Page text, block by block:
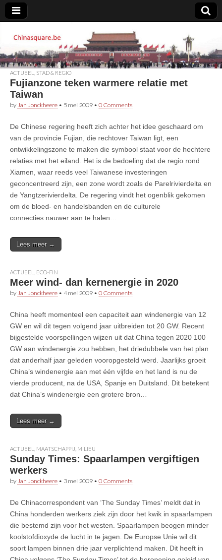
Chinasquare.be
ACTUEEL STAD & REGIO
Fujianzone teken warmere relatie met
Taiwan
by Jan Jonckheere • 5 mei 2009 • 0 Comments
De Chinese regering heeft zich achter het idee geschaard om
van de provincie Fujian, die rechtover Taiwan ligt, een
ontwikkelingszone te maken die symbool staat voor de hechtere
relaties met het eiland. Het is de bedoeling dat de regio rond
Xiamen, waar reeds veel Taiwanese investeringen
geconcentreerd zijn, een zone wordt zoals de Parelrivierdelta en
de Yangtzerivierdelta. De regering vindt het ogenblik gekomen
om de bloed- en handelsbanden en de culturele
connecties nauwer aan te halen…
Lees meer →
ACTUEEL ECO-FIN
Meer wind- dan kernenergie in 2020
by Jan Jonckheere • 4 mei 2009 • 0 Comments
China heeft momenteel een capaciteit aan windenergie van 12
GW en wil dit tegen volgend jaar uitbreiden tot 20 GW. Recent
bijgestelde voorspellingen wijzen uit dat China tegen 2020 100
GW aan windenergie zou hebben, het driedubbele van het plan
dat anderhalf jaar geleden vooropgesteld werd. Jaarlijks groeit
China’s windenergie aan met één vijfde en het land is nu de
vierde producent, na de USA, Spanje en Duitsland. Dit betekent
dat China’s windenergie een grotere bron…
Lees meer →
ACTUEEL MAATSCHAPPIJ MILIEU
Sunday Times: Spaarlampen vergiftigen
werkers
by Jan Jonckheere • 3 mei 2009 • 0 Comments
De Chinacorrespondent van ‘The Sunday Times’ meldt dat in
China honderden werkers ziek zijn door het kwik in spaarlampen
die bestemd zijn voor het westen. Spaarlampen beogen minder
koolstofdioxyde de lucht in te jagen. De Europse Unie wil dit
soort lampen binnen drie jaar verplichtend maken. Dit heeft in